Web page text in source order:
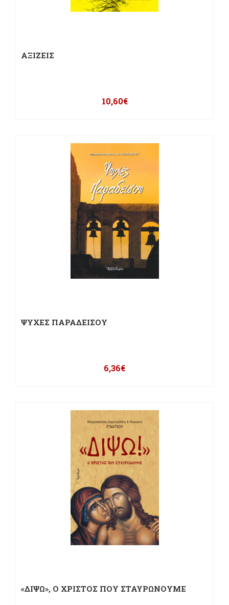
ΑΞΙΖΕΙΣ
10,60€
ΨΥΧΕΣ ΠΑΡΑΔΕΙΣΟΥ
6,36€
«ΔΙΨΩ», Ο ΧΡΙΣΤΟΣ ΠΟΥ ΣΤΑΥΡΩΝΟΥΜΕ